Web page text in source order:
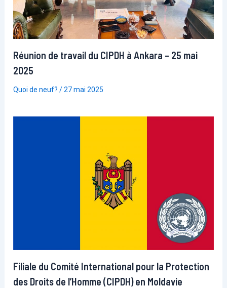
Réunion de travail du CIPDH à Ankara – 25 mai
2025
Quoi de neuf? /27 mai 2025
Filiale du Comité International pour la Protection
des Droits de l’Homme (CIPDH) en Moldavie